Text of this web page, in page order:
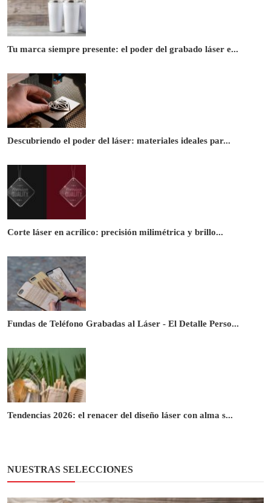
Tu marca siempre presente: el poder del grabado láser e...
Descubriendo el poder del láser: materiales ideales par...
Corte láser en acrílico: precisión milimétrica y brillo...
Fundas de Teléfono Grabadas al Láser - El Detalle Perso...
Tendencias 2026: el renacer del diseño láser con alma s...
NUESTRAS SELECCIONES